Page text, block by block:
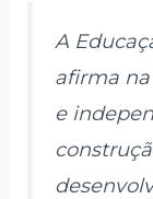
A
afirma
e